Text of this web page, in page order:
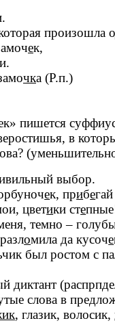
произошла
ек,
чка (Р.п.)
пишется суффиус
в
выбор.
ек, прибе
цветики сте
темно –
омила да кусоче
был ростом с
диктант
слова в
, глазик, волосик,